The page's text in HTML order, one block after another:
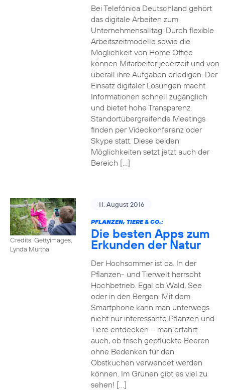
Bei Telefónica Deutschland gehört
das digitale Arbeiten zum
Unternehmensalltag: Durch flexible
Arbeitszeitmodelle sowie die
Möglichkeit von Home Office
können Mitarbeiter jederzeit und von
überall ihre Aufgaben erledigen. Der
Einsatz digitaler Lösungen macht
Informationen schnell zugänglich
und bietet hohe Transparenz.
Standortübergreifende Meetings
finden per Videokonferenz oder
Skype statt. Diese beiden
Möglichkeiten setzt jetzt auch der
Bereich […]
Credits: Gettyimages,
Lynda Murtha
11. August 2016
PFLANZEN, TIERE & CO.:
Die besten Apps zum
Erkunden der Natur
Der Hochsommer ist da. In der
Pflanzen- und Tierwelt herrscht
Hochbetrieb. Egal ob Wald, See
oder in den Bergen: Mit dem
Smartphone kann man unterwegs
nicht nur interessante Pflanzen und
Tiere entdecken – man erfährt
auch, ob frisch gepflückte Beeren
ohne Bedenken für den
Obstkuchen verwendet werden
können. Im Grünen gibt es viel zu
sehen! […]